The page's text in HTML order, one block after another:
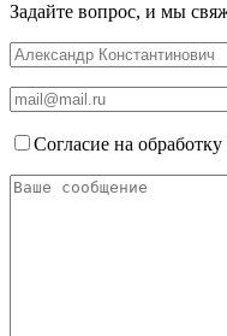
Задайте вопрос, и мы
Согласие на